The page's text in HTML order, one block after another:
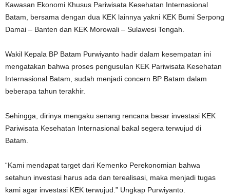
Kawasan Ekonomi Khusus Pariwisata Kesehatan Internasional
Batam, bersama dengan dua KEK lainnya yakni KEK Bumi Serpong
Damai – Banten dan KEK Morowali – Sulawesi Tengah.
Wakil Kepala BP Batam Purwiyanto hadir dalam kesempatan ini
mengatakan bahwa proses pengusulan KEK Pariwisata Kesehatan
Internasional Batam, sudah menjadi concern BP Batam dalam
beberapa tahun terakhir.
Sehingga, dirinya mengaku senang rencana besar investasi KEK
Pariwisata Kesehatan Internasional bakal segera terwujud di
Batam.
“Kami mendapat target dari Kemenko Perekonomian bahwa
setahun investasi harus ada dan terealisasi, maka menjadi tugas
kami agar investasi KEK terwujud.” Ungkap Purwiyanto.